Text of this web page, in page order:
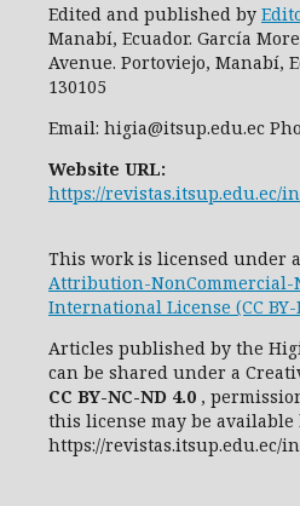
Edited and published by
Manabí, Ecuador. García
Avenue. Portoviejo, Manabí,
130105
Email: higia@itsup.edu.ec
Website URL:
https://revistas.itsup.edu.ec/
This work is licensed under a
Attribution-NonCommercial-
International License (CC BY-
Articles published by the
can be shared under a
CC BY-NC-ND 4.0 ,
this license may be
https://revistas.itsup.edu.ec/